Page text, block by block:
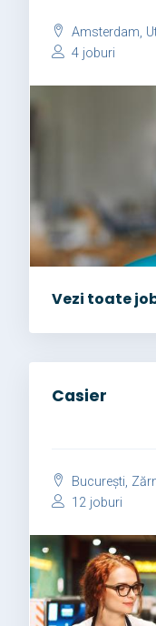
Amsterdam,
4 joburi
Vezi toate
Casier
București,
12 joburi